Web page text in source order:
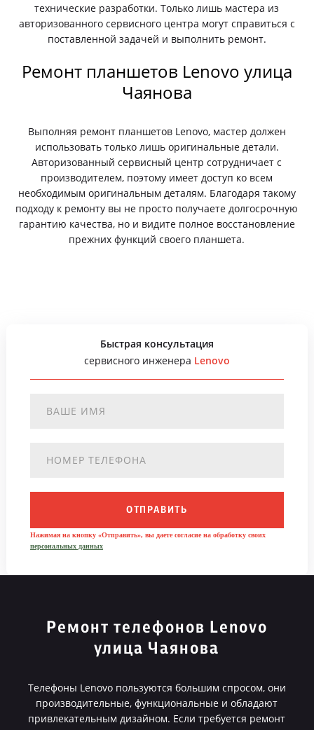
технические разработки. Только лишь мастера из
авторизованного сервисного центра могут справиться с
поставленной задачей и выполнить ремонт.
Ремонт планшетов Lenovo улица
Чаянова
Выполняя ремонт планшетов Lenovo, мастер должен
использовать только лишь оригинальные детали.
Авторизованный сервисный центр сотрудничает с
производителем, поэтому имеет доступ ко всем
необходимым оригинальным деталям. Благодаря такому
подходу к ремонту вы не просто получаете долгосрочную
гарантию качества, но и видите полное восстановление
прежних функций своего планшета.
Быстрая консультация
сервисного инженера Lenovo
ОТПРАВИТЬ
Нажимая на кнопку «Отправить», вы даете согласие на обработку своих
персональных данных
Ремонт телефонов Lenovo
улица Чаянова
Телефоны Lenovo пользуются большим спросом, они
производительные, функциональные и обладают
привлекательным дизайном. Если требуется ремонт